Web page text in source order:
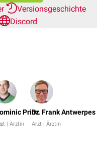
Versionsgeschichte
Discord
Prinz
| Ärztin
Dr. Frank Antwerpes
Arzt | Ärztin